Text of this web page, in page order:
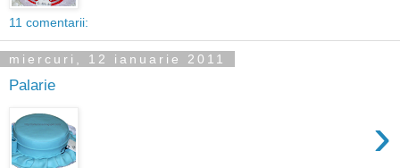
11 comentarii:
miercuri, 12 ianuarie 2011
Palarie
›